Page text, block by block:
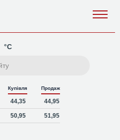
°C
Купівля Продаж
44,35 44,95
50,95 51,95